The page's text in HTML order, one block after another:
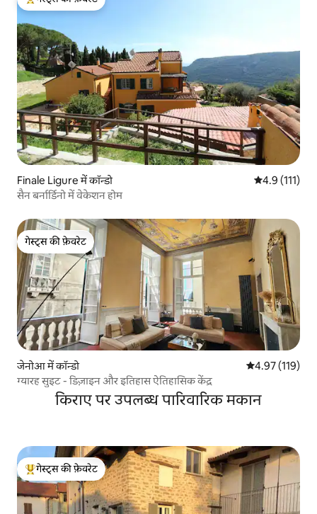
गेस्ट्स का टॉप फ़ेवरेट
Finale Ligure में कॉन्डो औसत रेटिंग 5 में
4.9 (111)
सैन बर्नार्डिनो में वेकेशन होम
गेस्ट्स की फ़ेवरेट
गेस्ट्स की फ़ेवरेट
जेनोआ में कॉन्डो औसत रेटिंग 5 में से
4.97 (119)
ग्यारह सुइट - डिज़ाइन और इतिहास ऐतिहासिक केंद्र
किराए पर उपलब्ध पारिवारिक मकान
गेस्ट्स का टॉप फ़ेवरेट
गेस्ट्स की फ़ेवरेट